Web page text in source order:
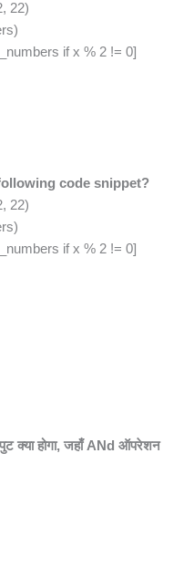
22)
if x % 2 != 0]
code snippet?
22)
if x % 2 != 0]
क्या होगा, जहाँ ANd ऑपरेशन